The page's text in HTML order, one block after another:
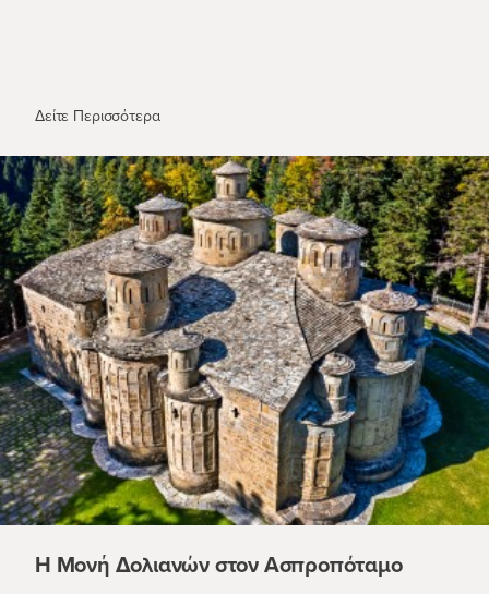
Δείτε ΠερισσότεραΜονή Αγίου Στεφάνου - Η «φιλόξενη»
Η Μονή Δολιανών στον Ασπροπόταμο